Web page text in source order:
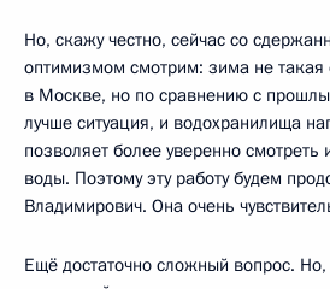
Но, скажу честно, сейчас со
оптимизмом смотрим: зима не
в Москве, но по сравнению с
лучше ситуация, и водохранилища
позволяет более уверенно смотреть
воды. Поэтому эту работу будем
Владимирович. Она очень
Ещё достаточно сложный вопрос.